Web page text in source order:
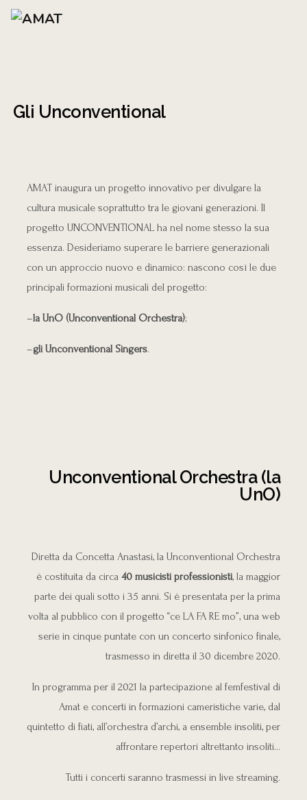
Gli Unconventional
AMAT inaugura un progetto innovativo per divulgare la
cultura musicale soprattutto tra le giovani generazioni. Il
progetto UNCONVENTIONAL ha nel nome stesso la sua
essenza. Desideriamo superare le barriere generazionali
con un approccio nuovo e dinamico: nascono così le due
principali formazioni musicali del progetto:
–la UnO (Unconventional Orchestra);
–gli Unconventional Singers.
Unconventional Orchestra (la
UnO)
Diretta da Concetta Anastasi, la Unconventional Orchestra
è costituita da circa40 musicisti professionisti, la maggior
parte dei quali sotto i 35 anni. Si è presentata per la prima
volta al pubblico con il progetto “ce LA FA RE mo”, una web
serie in cinque puntate con un concerto sinfonico finale,
trasmesso in diretta il 30 dicembre 2020.
In programma per il 2021 la partecipazione al femfestival di
Amat e concerti in formazioni cameristiche varie, dal
quintetto di fiati, all’orchestra d’archi, a ensemble insoliti, per
affrontare repertori altrettanto insoliti…
Tutti i concerti saranno trasmessi in live streaming.